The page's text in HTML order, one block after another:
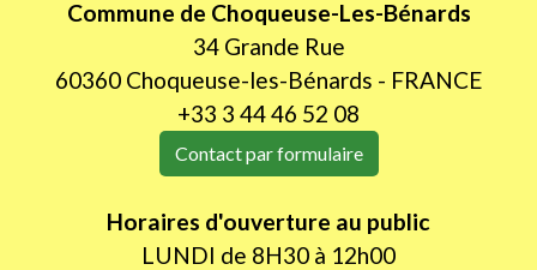
Commune de Choqueuse-Les-Bénards
34 Grande Rue
60360 Choqueuse-les-Bénards - FRANCE
+33 3 44 46 52 08
Contact par formulaire
Horaires d'ouverture au public
LUNDI de 8H30 à 12h00